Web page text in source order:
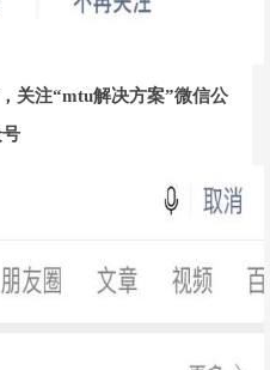
关注“mtu解决方案”微信公